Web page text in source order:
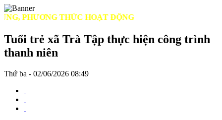
THỨC HOẠT ĐỘNG
Tuổi trẻ xã Trà Tập thực hiện công trình
thanh niên
Thứ ba - 02/06/2026 08:49